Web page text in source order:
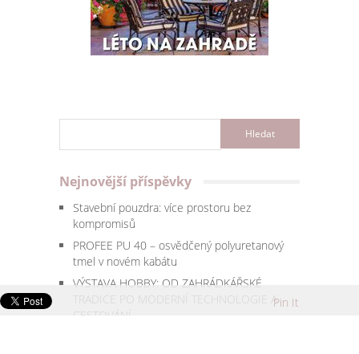
Pin It
Nejnovější příspěvky
Stavební pouzdra: více prostoru bez
kompromisů
PROFEE PU 40 – osvědčený polyuretanový
tmel v novém kabátu
VÝSTAVA HOBBY: OD ZAHRÁDKÁŘSKÉ
TRADICE PO MODERNÍ TECHNOLOGIE A
CESTOVÁNÍ